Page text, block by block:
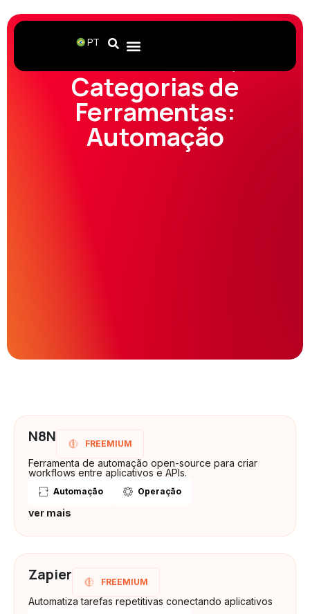
PT
Categorias de
Ferramentas:
Automação
N8N FREEMIUM
Ferramenta de automação open-source para criar
workflows entre aplicativos e APIs.
Automação Operação
ver mais
Zapier FREEMIUM
Automatiza tarefas repetitivas conectando aplicativos